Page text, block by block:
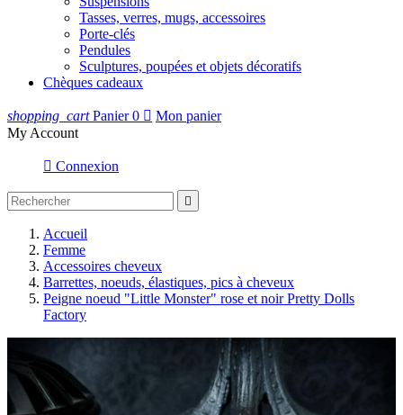
Tasses, verres, mugs, accessoires
Porte-clés
Pendules
Sculptures, poupées et objets décoratifs
Chèques cadeaux
shopping_cart Panier 0  Mon panier
My Account
 Connexion

Accueil
Femme
Accessoires cheveux
Barrettes, noeuds, élastiques, pics à cheveux
Peigne noeud "Little Monster" rose et noir Pretty Dolls
Factory